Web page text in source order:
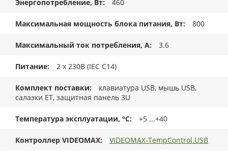
Энергопотребление, Вт 460
Максимальная мощность блока питания, Вт 800
Максимальный ток потребления, А 3.6
Питание 2 x 230В (IEC C14)
Комплект поставки
клавиатура USB, мышь USB,
салазки ET, защитная панель 3U
Температура эксплуатации, °C +5 ...+40
Контроллер VIDEOMAX VIDEOMAX-TempControl.USB